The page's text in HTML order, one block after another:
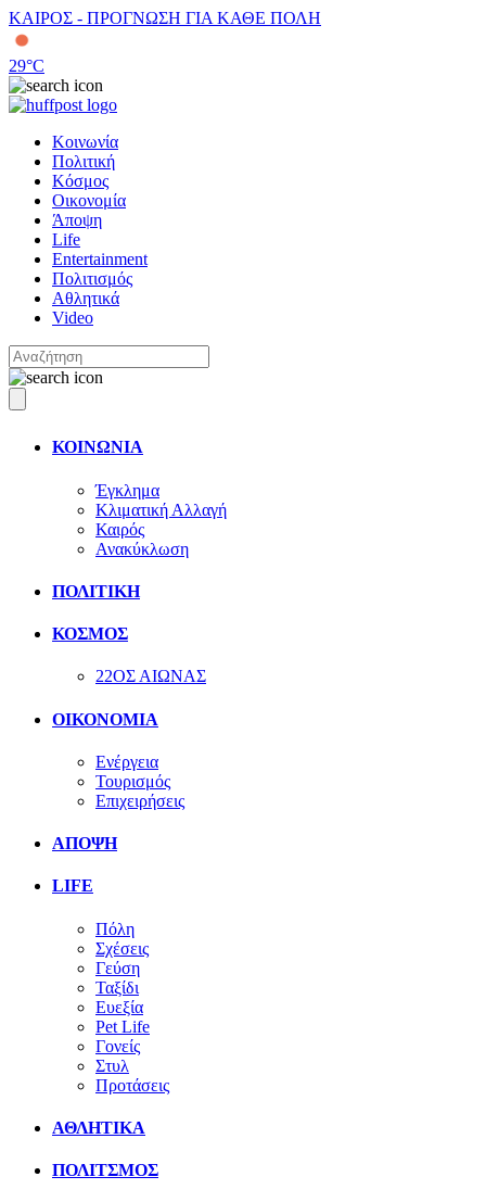
ΚΑΙΡΟΣ - ΠΡΟΓΝΩΣΗ ΓΙΑ ΚΑΘΕ ΠΟΛΗ
29°C
Κοινωνία
Πολιτική
Κόσμος
Οικονομία
Άποψη
Life
Entertainment
Πολιτισμός
Αθλητικά
Video
ΚΟΙΝΩΝΙΑ
Έγκλημα
Κλιματική Αλλαγή
Καιρός
Ανακύκλωση
ΠΟΛΙΤΙΚΗ
ΚΟΣΜΟΣ
22ΟΣ ΑΙΩΝΑΣ
ΟΙΚΟΝΟΜΙΑ
Ενέργεια
Τουρισμός
Επιχειρήσεις
ΑΠΟΨΗ
LIFE
Πόλη
Σχέσεις
Γεύση
Ταξίδι
Ευεξία
Pet Life
Γονείς
Στυλ
Προτάσεις
ΑΘΛΗΤΙΚΑ
ΠΟΛΙΤΣΜΟΣ